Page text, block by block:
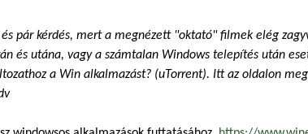
és pár kérdés, mert a megnézett "oktató" filmek elég
és utána, vagy a számtalan Windows telepítés után
a Win alkalmazást? (uTorrent). Itt az oldalon